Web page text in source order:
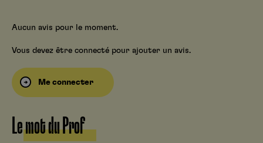
Aucun avis pour le moment.
Vous devez être connecté pour ajouter un avis.
Me connecter
Le mot du Prof